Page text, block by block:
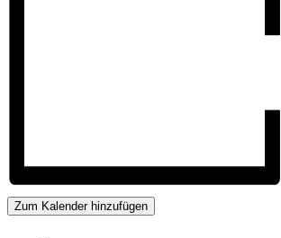
Zum Kalender hinzufügen